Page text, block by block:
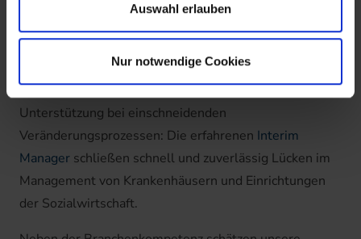
Auswahl erlauben
Nur notwendige Cookies
TochtergesellschaftBorchers & Kollegen Interim
Management GmbH.Ob bei kurzfristigen Vakanzen,
bei Krisensituationen oder zur zeitlich befristeten
Unterstützung bei einschneidenden
Veränderungsprozessen: Die erfahrenen Interim
Manager schließen schnell und zuverlässig Lücken im
Management von Krankenhäusern und Einrichtungen
der Sozialwirtschaft.